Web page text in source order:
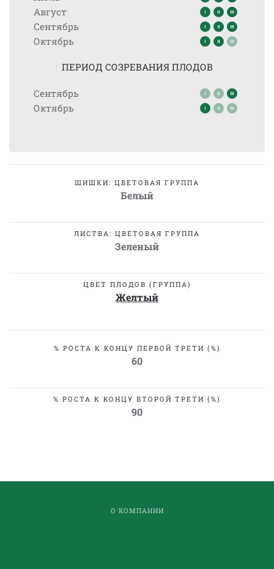
Август
Сентябрь
Октябрь
ПЕРИОД СОЗРЕВАНИЯ ПЛОДОВ
Сентябрь
Октябрь
ШИШКИ: ЦВЕТОВАЯ ГРУППА
Белый
ЛИСТВА: ЦВЕТОВАЯ ГРУППА
Зеленый
ЦВЕТ ПЛОДОВ (ГРУППА)
Желтый
% РОСТА К КОНЦУ ПЕРВОЙ ТРЕТИ (%)
60
% РОСТА К КОНЦУ ВТОРОЙ ТРЕТИ (%)
90
О КОМПАНИИ